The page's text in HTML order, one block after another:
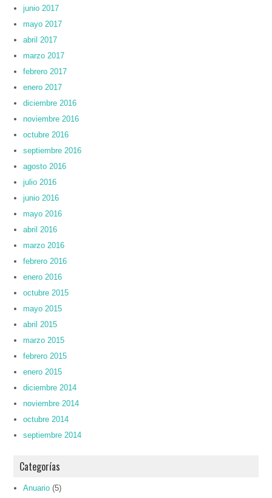
junio 2017
mayo 2017
abril 2017
marzo 2017
febrero 2017
enero 2017
diciembre 2016
noviembre 2016
octubre 2016
septiembre 2016
agosto 2016
julio 2016
junio 2016
mayo 2016
abril 2016
marzo 2016
febrero 2016
enero 2016
octubre 2015
mayo 2015
abril 2015
marzo 2015
febrero 2015
enero 2015
diciembre 2014
noviembre 2014
octubre 2014
septiembre 2014
Categorías
Anuario (5)